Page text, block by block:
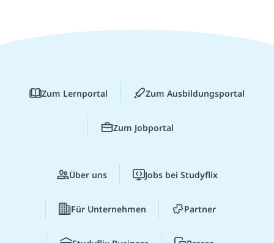
Zum Lernportal Zum Ausbildungsportal
Zum Jobportal
Über uns Jobs bei Studyflix
Für Unternehmen Partner